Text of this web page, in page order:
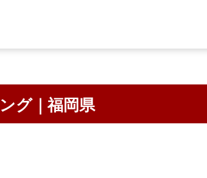
グ｜福岡県